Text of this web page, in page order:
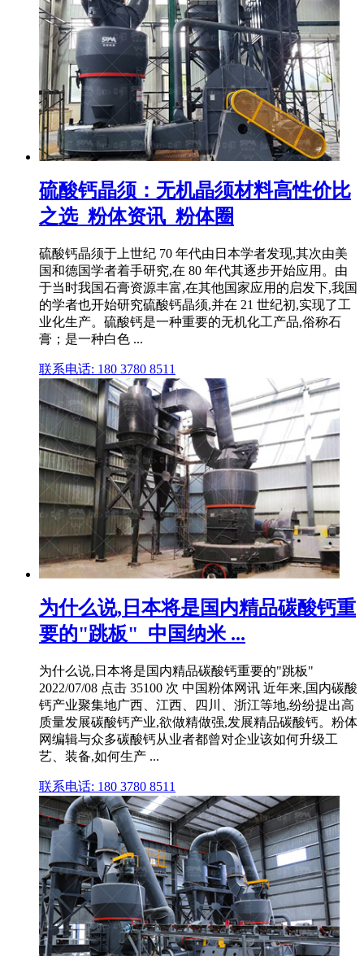
硫酸钙晶须：无机晶须材料高性价比
之选_粉体资讯_粉体圈
硫酸钙晶须于上世纪 70 年代由日本学者发现,其次由美
国和德国学者着手研究,在 80 年代其逐步开始应用。由
于当时我国石膏资源丰富,在其他国家应用的启发下,我国
的学者也开始研究硫酸钙晶须,并在 21 世纪初,实现了工
业化生产。硫酸钙是一种重要的无机化工产品,俗称石
膏；是一种白色 ...
联系电话: 180 3780 8511
为什么说,日本将是国内精品碳酸钙重
要的"跳板"_中国纳米 ...
为什么说,日本将是国内精品碳酸钙重要的"跳板"
2022/07/08 点击 35100 次 中国粉体网讯 近年来,国内碳酸
钙产业聚集地广西、江西、四川、浙江等地,纷纷提出高
质量发展碳酸钙产业,欲做精做强,发展精品碳酸钙。粉体
网编辑与众多碳酸钙从业者都曾对企业该如何升级工
艺、装备,如何生产 ...
联系电话: 180 3780 8511